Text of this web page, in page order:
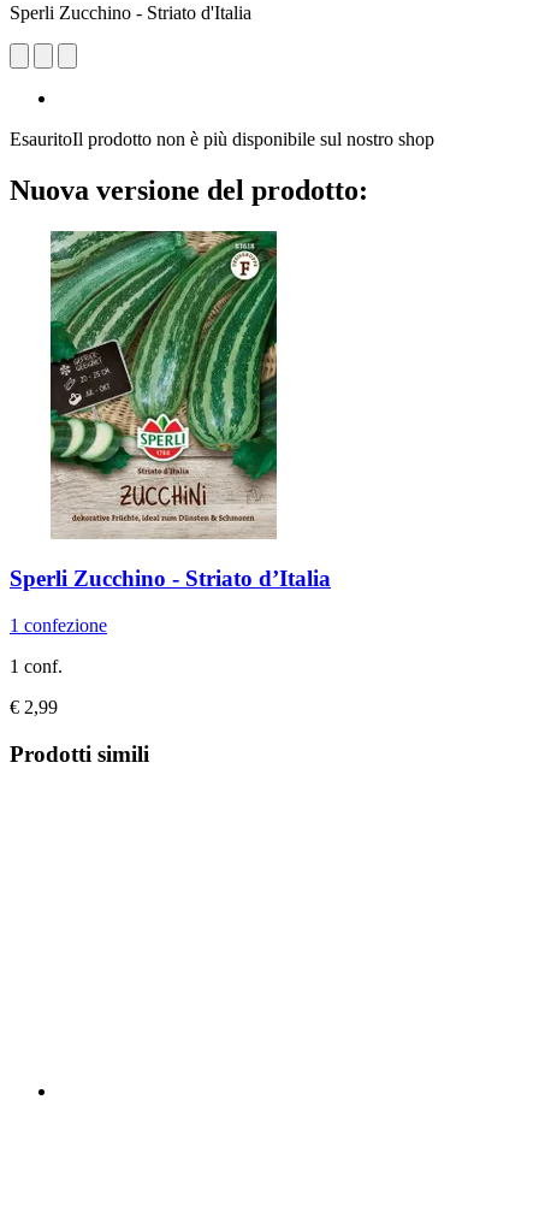
Sperli Zucchino - Striato d'Italia
EsauritoIl prodotto non è più disponibile sul nostro shop
Nuova versione del prodotto:
Sperli Zucchino -​ Striato d’Italia
1 confezione
1 conf.
€ 2,99
Prodotti simili